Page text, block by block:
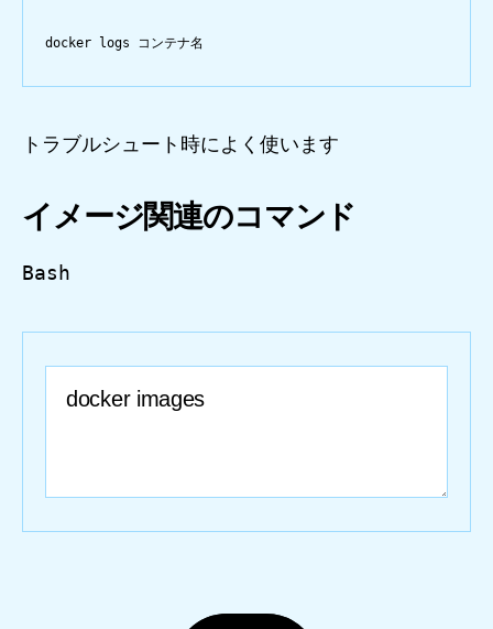
docker logs コンテナ名
トラブルシュート時によく使います
イメージ関連のコマンド
Bash